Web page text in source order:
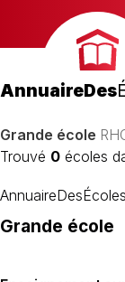
AnnuaireDes
Grande école
Trouvé 0 écoles
Grande école